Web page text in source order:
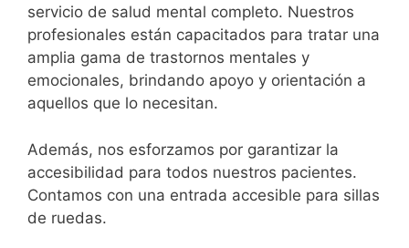
servicio de salud mental completo. Nuestros
profesionales están capacitados para tratar una
amplia gama de trastornos mentales y
emocionales, brindando apoyo y orientación a
aquellos que lo necesitan.
Además, nos esforzamos por garantizar la
accesibilidad para todos nuestros pacientes.
Contamos con una entrada accesible para sillas
de ruedas.